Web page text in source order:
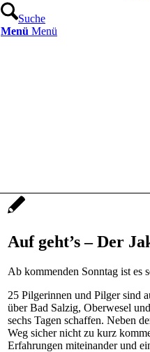
Suche
Menü Menü
Auf geht’s – Der
Ab kommenden Sonntag ist es
25 Pilgerinnen und Pilger sind
über Bad Salzig, Oberwesel
sechs Tagen schaffen. Neben
Weg sicher nicht zu kurz
Erfahrungen miteinander und